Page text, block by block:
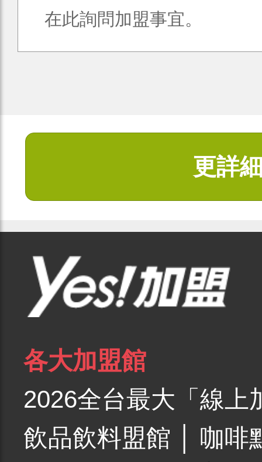
在此詢問加盟事宜。
更詳
各大加盟館
2026全台最大「線上
飲品飲料盟館
咖啡